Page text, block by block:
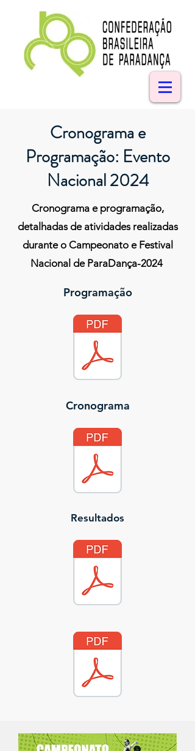
Cronograma e
Programação: Evento
Nacional 2024
Cronograma e programação,
detalhadas de atividades realizadas
durante o Campeonato e Festival
Nacional de ParaDança-2024
Programação
Cronograma
Resultados